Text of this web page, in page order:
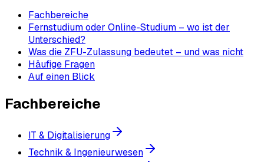
Fachbereiche
Fernstudium oder Online-Studium – wo ist der
Unterschied?
Was die ZFU-Zulassung bedeutet – und was nicht
Häufige Fragen
Auf einen Blick
Fachbereiche
IT & Digitalisierung
Technik & Ingenieurwesen